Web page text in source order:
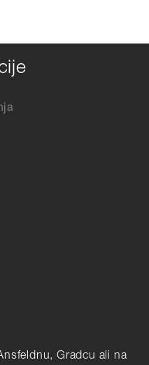
Gradcu ali na